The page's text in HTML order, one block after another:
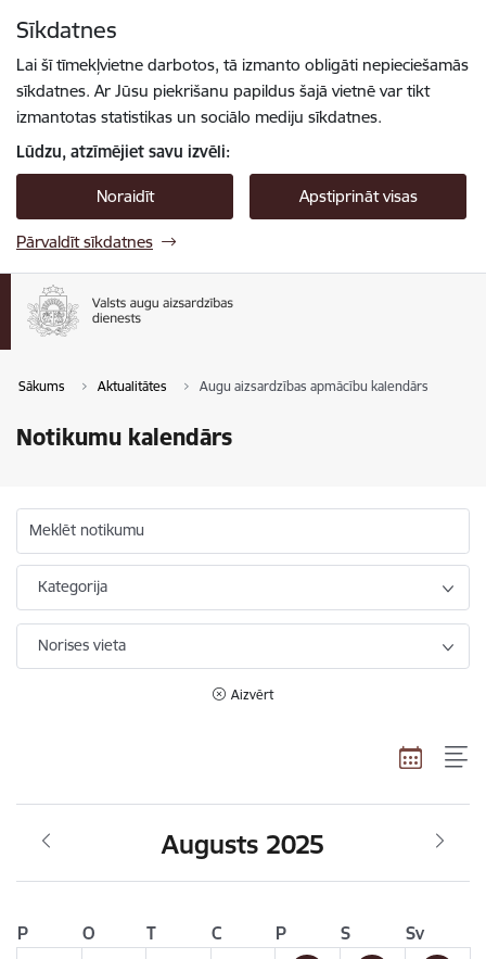
Sīkdatnes
Lai šī tīmekļvietne darbotos, tā izmanto obligāti nepieciešamās
sīkdatnes. Ar Jūsu piekrišanu papildus šajā vietnē var tikt
izmantotas statistikas un sociālo mediju sīkdatnes.
Lūdzu, atzīmējiet savu izvēli:
Noraidīt Apstiprināt visas
Pārvaldīt sīkdatnes
Sākums Aktualitātes Augu aizsardzības apmācību kalendārs
Notikumu kalendārs
Meklēt notikumu
Kategorija
Norises vieta
Aizvērt
Augusts 2025
P O T C P S
Sv